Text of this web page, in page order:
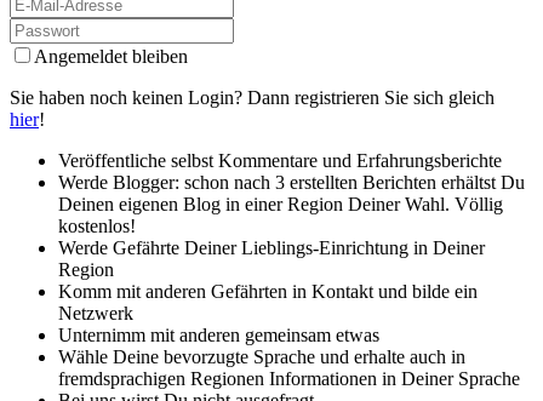
Angemeldet bleiben
Sie haben noch keinen Login? Dann registrieren Sie sich gleich
hier!
Veröffentliche selbst Kommentare und Erfahrungsberichte
Werde Blogger: schon nach 3 erstellten Berichten erhältst Du
Deinen eigenen Blog in einer Region Deiner Wahl. Völlig
kostenlos!
Werde Gefährte Deiner Lieblings-Einrichtung in Deiner
Region
Komm mit anderen Gefährten in Kontakt und bilde ein
Netzwerk
Unternimm mit anderen gemeinsam etwas
Wähle Deine bevorzugte Sprache und erhalte auch in
fremdsprachigen Regionen Informationen in Deiner Sprache